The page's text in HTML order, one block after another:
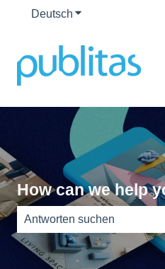
Deutsch Untermenü für
How can we help
Es gibt keine Vorschläge,